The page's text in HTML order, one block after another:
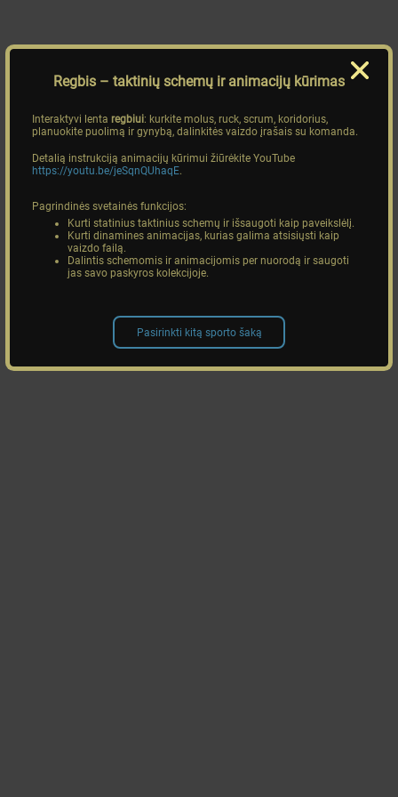
Regbis – taktinių schemų ir animacijų kūrimas
Interaktyvi lentaregbiui: kurkite molus, ruck, scrum, koridorius,
planuokite puolimą ir gynybą, dalinkitės vaizdo įrašais su komanda.
Detalią instrukciją animacijų kūrimui žiūrėkite YouTube
https://youtu.be/jeSqnQUhaqE.
Pagrindinės svetainės funkcijos:
Kurti statinius taktinius schemų ir išsaugoti kaip paveikslėlį.
Kurti dinamines animacijas, kurias galima atsisiųsti kaip
vaizdo failą.
Dalintis schemomis ir animacijomis per nuorodą ir saugoti
jas savo paskyros kolekcijoje.
Pasirinkti kitą sporto šaką